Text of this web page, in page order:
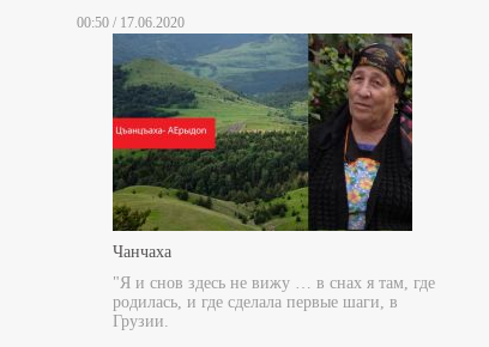
00:50 / 17.06.2020
Чанчаха
"Я и снов здесь не вижу … в снах я там, где
родилась, и где сделала первые шаги, в
Грузии.